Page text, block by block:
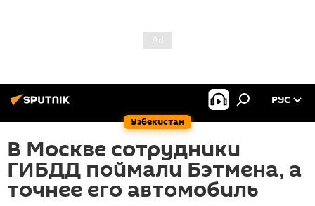
Узбекистан
РУС
В Москве сотрудники
ГИБДД поймали Бэтмена, а
точнее его автомобиль